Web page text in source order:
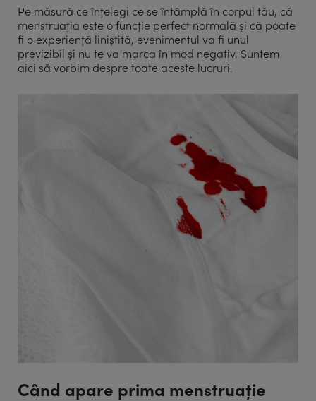
Pe măsură ce înțelegi ce se întâmplă în corpul tău, că
menstruația este o funcție perfect normală și că poate
fi o experiență liniștită, evenimentul va fi unul
previzibil și nu te va marca în mod negativ. Suntem
aici să vorbim despre toate aceste lucruri.
Când apare prima menstruație